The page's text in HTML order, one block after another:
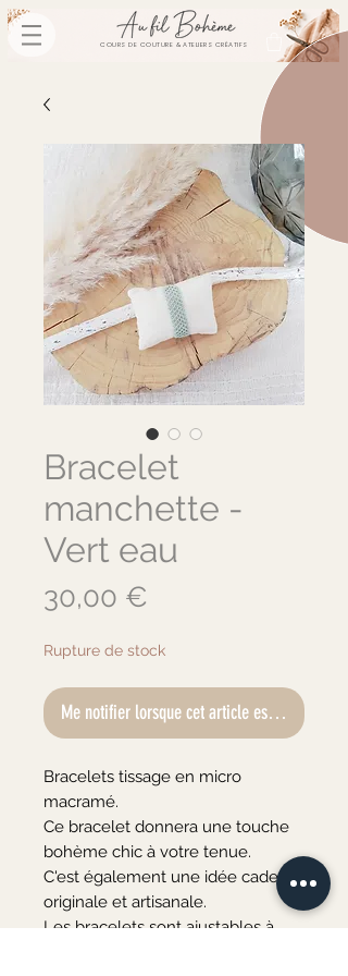
COURS DE COUTURE & ATELIERS CRÉATIFS
Bracelet
manchette -
Vert eau
30,00 €
Rupture de stock
Me notifier lorsque cet article est disponible
Bracelets tissage en micro
macramé.
Ce bracelet donnera une touche
bohème chic à votre tenue.
C'est également une idée cadeau
originale et artisanale.
Les bracelets sont ajustables à